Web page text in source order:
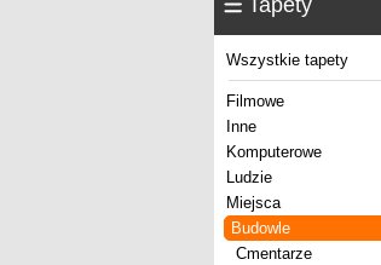
Tapety
Wszystkie tapety
Filmowe
Inne
Komputerowe
Ludzie
Miejsca
Budowle
Cmentarze